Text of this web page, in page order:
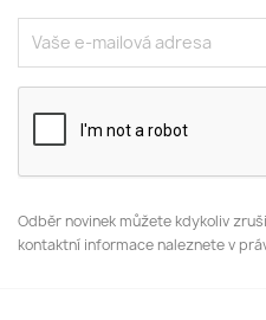
Odběr novinek můžete kdykoliv
kontaktní informace naleznete v